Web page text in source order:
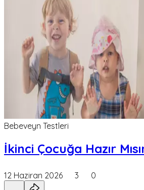
Bebeveyn Testleri
İkinci Çocuğa Hazır
12 Haziran 2026 3 0